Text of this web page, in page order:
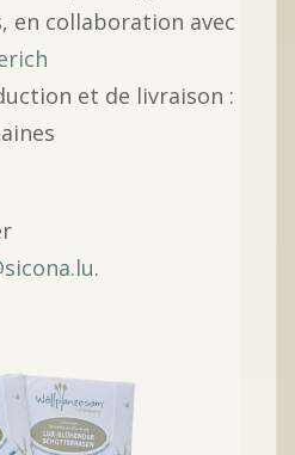
en collaboration avec
et de livraison :
.